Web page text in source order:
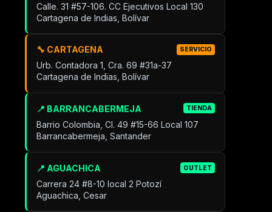
Calle. 31 #57-106. CC Ejecutivos Local 130
Cartagena de Indias, Bolívar
🔧 CARTAGENA SERVICIO
Urb. Contadora 1, Cra. 69 #31a-37
Cartagena de Indias, Bolívar
📍 BARRANCABERMEJA TIENDA
Barrio Colombia, Cl. 49 #15-66 Local 107
Barrancabermeja, Santander
📍 AGUACHICA OUTLET
Carrera 24 #8-10 local 2 Potozí
Aguachica, Cesar